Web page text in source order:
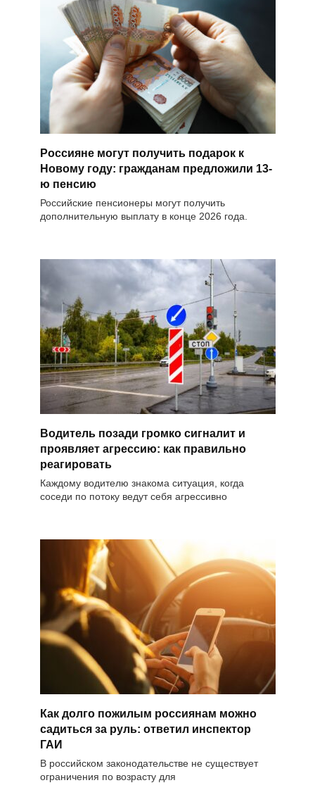
Россияне могут получить подарок к
Новому году: гражданам предложили 13-
ю пенсию
Российские пенсионеры могут получить
дополнительную выплату в конце 2026 года.
Водитель позади громко сигналит и
проявляет агрессию: как правильно
реагировать
Каждому водителю знакома ситуация, когда
соседи по потоку ведут себя агрессивно
Как долго пожилым россиянам можно
садиться за руль: ответил инспектор
ГАИ
В российском законодательстве не существует
ограничения по возрасту для